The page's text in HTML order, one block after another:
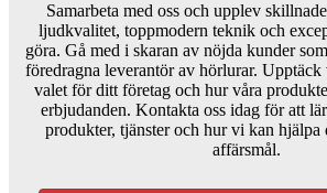
Samarbeta med oss ​​och upplev
ljudkvalitet, toppmodern teknik och
göra. Gå med i skaran av nöjda kunder
föredragna leverantör av hörlurar.
valet för ditt företag och hur våra
erbjudanden. Kontakta oss idag för att
produkter, tjänster och hur vi kan hjälpa
affärsmål.